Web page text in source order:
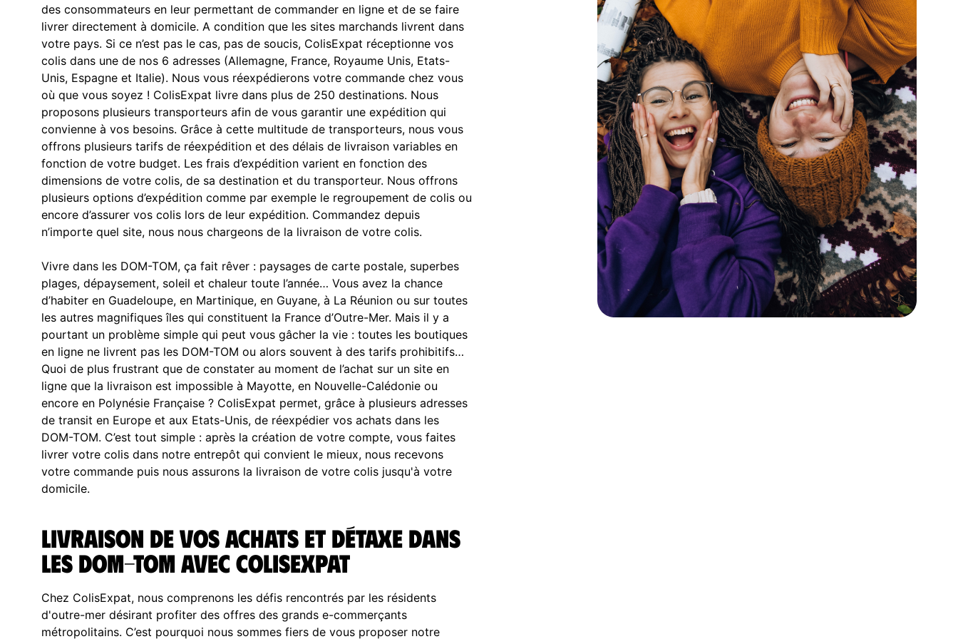
des consommateurs en leur permettant de commander en ligne et de se faire
livrer directement à domicile. A condition que les sites marchands livrent dans
votre pays. Si ce n’est pas le cas, pas de soucis, ColisExpat réceptionne vos
colis dans une de nos 6 adresses (Allemagne, France, Royaume Unis, Etats-
Unis, Espagne et Italie). Nous vous réexpédierons votre commande chez vous
où que vous soyez ! ColisExpat livre dans plus de 250 destinations. Nous
proposons plusieurs transporteurs afin de vous garantir une expédition qui
convienne à vos besoins. Grâce à cette multitude de transporteurs, nous vous
offrons plusieurs tarifs de réexpédition et des délais de livraison variables en
fonction de votre budget. Les frais d’expédition varient en fonction des
dimensions de votre colis, de sa destination et du transporteur. Nous offrons
plusieurs options d’expédition comme par exemple le regroupement de colis ou
encore d’assurer vos colis lors de leur expédition. Commandez depuis
n’importe quel site, nous nous chargeons de la livraison de votre colis.
Vivre dans les DOM-TOM, ça fait rêver : paysages de carte postale, superbes
plages, dépaysement, soleil et chaleur toute l’année… Vous avez la chance
d’habiter en Guadeloupe, en Martinique, en Guyane, à La Réunion ou sur toutes
les autres magnifiques îles qui constituent la France d’Outre-Mer. Mais il y a
pourtant un problème simple qui peut vous gâcher la vie : toutes les boutiques
en ligne ne livrent pas les DOM-TOM ou alors souvent à des tarifs prohibitifs…
Quoi de plus frustrant que de constater au moment de l’achat sur un site en
ligne que la livraison est impossible à Mayotte, en Nouvelle-Calédonie ou
encore en Polynésie Française ? ColisExpat permet, grâce à plusieurs adresses
de transit en Europe et aux Etats-Unis, de réexpédier vos achats dans les
DOM-TOM. C’est tout simple : après la création de votre compte, vous faites
livrer votre colis dans notre entrepôt qui convient le mieux, nous recevons
votre commande puis nous assurons la livraison de votre colis jusqu'à votre
domicile.
Livraison de vos achats et Détaxe dans
les DOM-TOM avec ColisExpat
Chez ColisExpat, nous comprenons les défis rencontrés par les résidents
d'outre-mer désirant profiter des offres des grands e-commerçants
métropolitains. C’est pourquoi nous sommes fiers de vous proposer notre